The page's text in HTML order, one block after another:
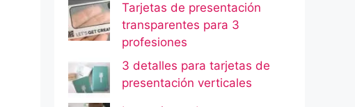
Tarjetas de presentación
transparentes para 3
profesiones
3 detalles para tarjetas de
presentación verticales